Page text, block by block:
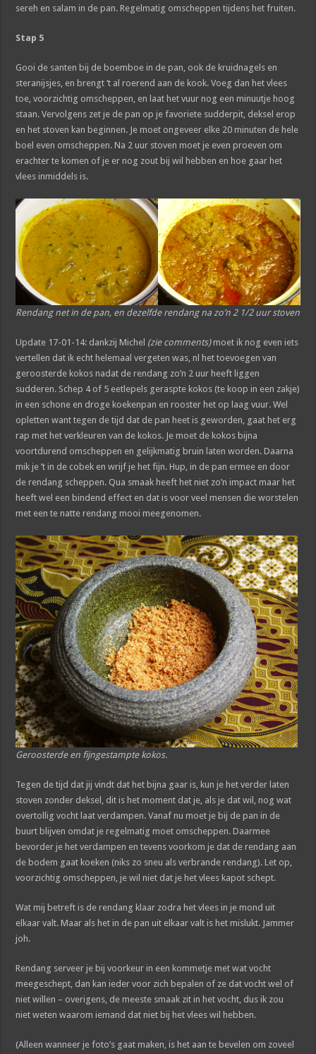
sereh en salam in de pan. Regelmatig omscheppen tijdens het fruiten.
Stap 5
Gooi de santen bij de boemboe in de pan, ook de kruidnagels en
steranijsjes, en brengt ‘t al roerend aan de kook. Voeg dan het vlees
toe, voorzichtig omscheppen, en laat het vuur nog een minuutje hoog
staan. Vervolgens zet je de pan op je favoriete sudderpit, deksel erop
en het stoven kan beginnen. Je moet ongeveer elke 20 minuten de hele
boel even omscheppen. Na 2 uur stoven moet je even proeven om
erachter te komen of je er nog zout bij wil hebben en hoe gaar het
vlees inmiddels is.
Rendang net in de pan, en dezelfde rendang na zo’n 2 1/2 uur stoven
Update 17-01-14: dankzij Michel (zie comments)moet ik nog even iets
vertellen dat ik echt helemaal vergeten was, nl het toevoegen van
geroosterde kokos nadat de rendang zo’n 2 uur heeft liggen
sudderen. Schep 4 of 5 eetlepels geraspte kokos (te koop in een zakje)
in een schone en droge koekenpan en rooster het op laag vuur. Wel
opletten want tegen de tijd dat de pan heet is geworden, gaat het erg
rap met het verkleuren van de kokos. Je moet de kokos bijna
voortdurend omscheppen en gelijkmatig bruin laten worden. Daarna
mik je ’t in de cobek en wrijf je het fijn. Hup, in de pan ermee en door
de rendang scheppen. Qua smaak heeft het niet zo’n impact maar het
heeft wel een bindend effect en dat is voor veel mensen die worstelen
met een te natte rendang mooi meegenomen.
Geroosterde en fijngestampte kokos.
Tegen de tijd dat jij vindt dat het bijna gaar is, kun je het verder laten
stoven zonder deksel, dit is het moment dat je, als je dat wil, nog wat
overtollig vocht laat verdampen. Vanaf nu moet je bij de pan in de
buurt blijven omdat je regelmatig moet omscheppen. Daarmee
bevorder je het verdampen en tevens voorkom je dat de rendang aan
de bodem gaat koeken (niks zo sneu als verbrande rendang). Let op,
voorzichtig omscheppen, je wil niet dat je het vlees kapot schept.
Wat mij betreft is de rendang klaar zodra het vlees in je mond uit
elkaar valt. Maar als het in de pan uit elkaar valt is het mislukt. Jammer
joh.
Rendang serveer je bij voorkeur in een kommetje met wat vocht
meegeschept, dan kan ieder voor zich bepalen of ze dat vocht wel of
niet willen – overigens, de meeste smaak zit in het vocht, dus ik zou
niet weten waarom iemand dat niet bij het vlees wil hebben.
(Alleen wanneer je foto’s gaat maken, is het aan te bevelen om zoveel